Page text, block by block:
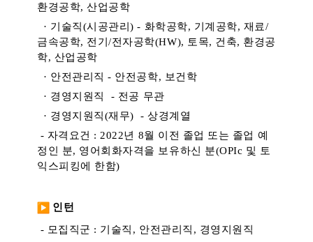
환경공학, 산업공학
· 기술직(시공관리) - 화학공학, 기계공학, 재료/
금속공학, 전기/전자공학(HW), 토목, 건축, 환경공
학, 산업공학
· 안전관리직 - 안전공학, 보건학
· 경영지원직 - 전공 무관
· 경영지원직(재무) - 상경계열
- 자격요건 : 2022년 8월 이전 졸업 또는 졸업 예
정인 분, 영어회화자격을 보유하신 분(OPIc 및 토
익스피킹에 한함)
인턴
- 모집직군 : 기술직, 안전관리직, 경영지원직